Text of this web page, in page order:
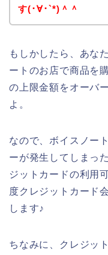
す(･∀･`*)＾＾
もしかしたら、あな
ートのお店で商品を
の上限金額をオーバ
よ。
なので、ボイスノー
ーが発生してしまっ
ジットカードの利用
度クレジットカード
します♪
ちなみに、クレジッ